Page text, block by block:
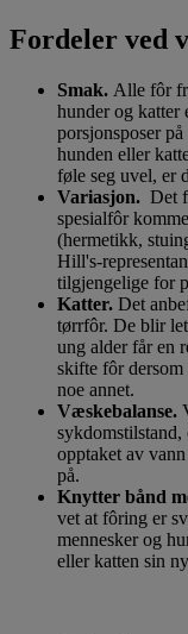
Fordeler ved
Smak. Alle fôr
hunder og katter
porsjonsposer
hunden eller
føle seg uvel, er
Variasjon. Det
spesialfôr
(hermetikk,
Hill's-
tilgjengelige for
Katter. Det
tørrfôr. De blir
ung alder får en
skifte fôr dersom
noe annet.
Væskebalanse.
sykdomstilstand,
opptaket av
på.
Knytter bånd
vet at fôring er
mennesker og
eller katten sin